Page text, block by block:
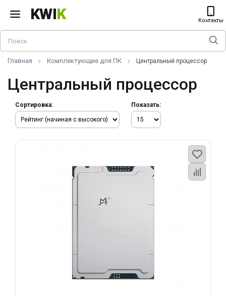
KWIK Контакты
Главная Комплектующие для ПК Центральный процессор
Центральный процессор
Сортировка: Показать: